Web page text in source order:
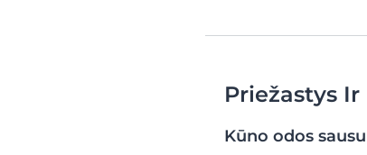
Priežastys
Kūno odos